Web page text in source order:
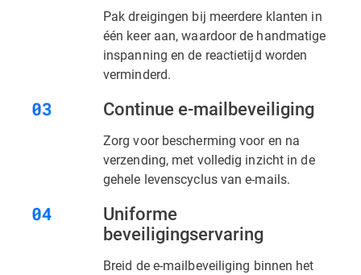
Pak dreigingen bij meerdere klanten in
één keer aan, waardoor de handmatige
inspanning en de reactietijd worden
verminderd.
Continue e-mailbeveiliging
Zorg voor bescherming voor en na
verzending, met volledig inzicht in de
gehele levenscyclus van e-mails.
Uniforme
beveiligingservaring
Breid de e-mailbeveiliging binnen het